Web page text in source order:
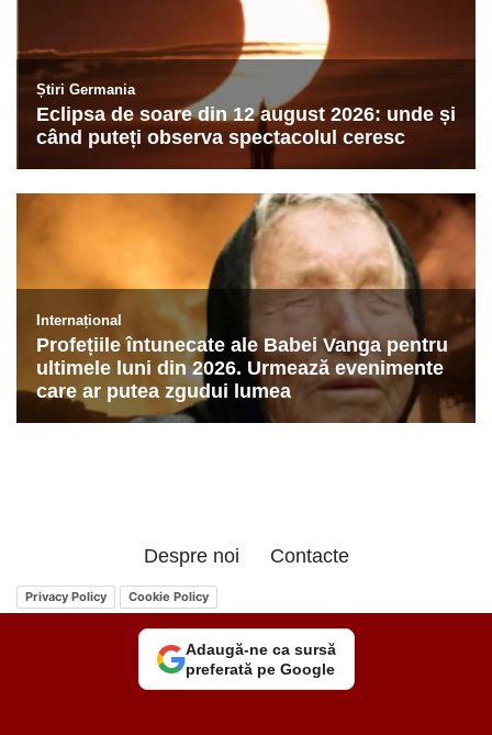
Despre noi Contacte
Privacy Policy Cookie Policy
Adaugă-ne ca sursă
preferată pe Google